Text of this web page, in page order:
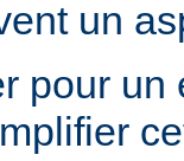
un
pour